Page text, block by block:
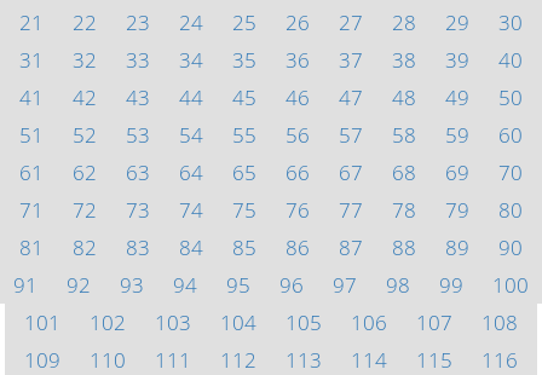
21
22 23 24 25 26 27 28 29
30
31
32 33 34 35 36 37 38 39
40
41
42 43 44 45 46 47 48 49
50
51
52 53 54 55 56 57 58 59
60
61
62 63 64 65 66 67 68 69
70
71
72 73 74 75 76 77 78 79
80
81
82 83 84 85 86 87 88 89
90
91
92 93 94 95 96 97 98 99
100
101
102 103 104 105 106 107
108
109
110 111 112 113 114 115
116